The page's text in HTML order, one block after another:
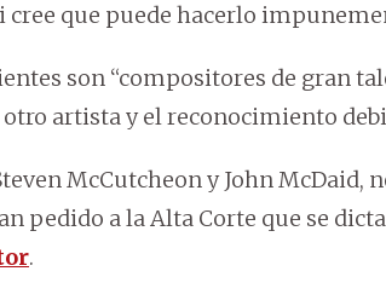
cree que puede hacerlo
son “compositores de gran
artista y el reconocimiento
McCutcheon y John McDaid,
pedido a la Alta Corte que se
.